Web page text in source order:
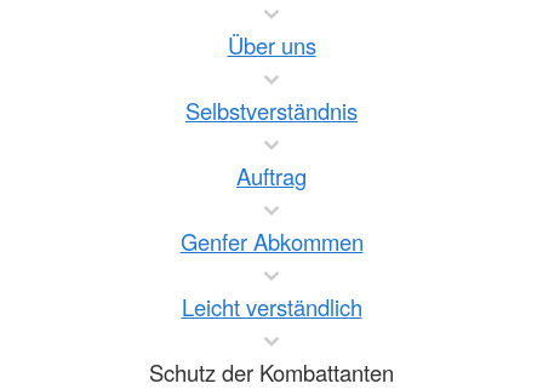
Über uns
Selbstverständnis
Auftrag
Genfer Abkommen
Leicht verständlich
Schutz der Kombattanten